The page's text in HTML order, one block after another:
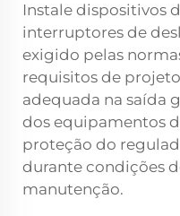
Instale dispositivos
interruptores de
exigido pelas
requisitos de
adequada na saída
dos equipamentos
proteção do
durante condições
manutenção.